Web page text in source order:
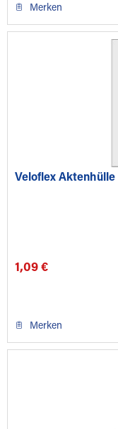
Merken
Veloflex Aktenhülle
1,09 €
Merken